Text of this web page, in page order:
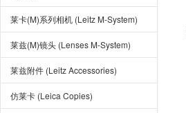
莱卡(M)系列相机 (Leitz M-System)
莱兹(M)镜头 (Lenses M-System)
莱兹附件 (Leitz Accessories)
仿莱卡 (Leica Copies)